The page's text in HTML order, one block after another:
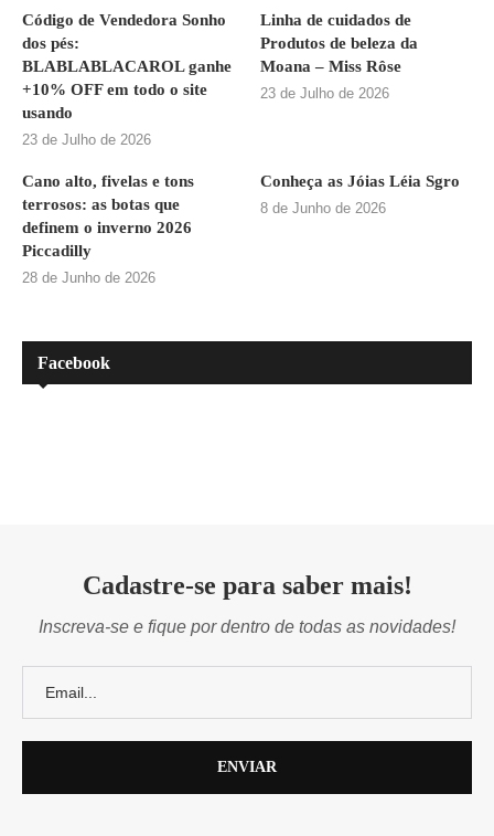
Código de Vendedora Sonho
dos pés:
BLABLABLACAROL ganhe
+10% OFF em todo o site
usando
23 de Julho de 2026
Linha de cuidados de
Produtos de beleza da
Moana – Miss Rôse
23 de Julho de 2026
Cano alto, fivelas e tons
terrosos: as botas que
definem o inverno 2026
Piccadilly
28 de Junho de 2026
Conheça as Jóias Léia Sgro
8 de Junho de 2026
Facebook
Cadastre-se para saber mais!
Inscreva-se e fique por dentro de todas as novidades!